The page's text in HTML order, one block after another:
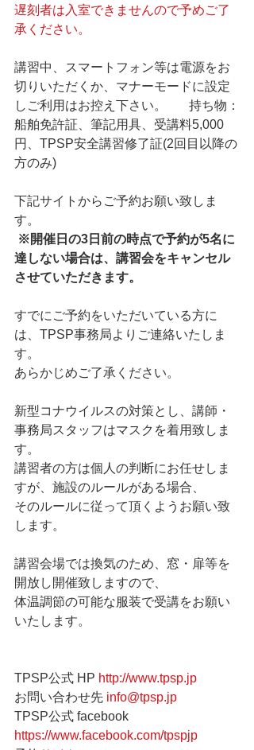
遅刻者は入室できませんので予めご了
承ください。
講習中、スマートフォン等は電源をお
切りいただくか、マナーモードに設定
しご利用はお控え下さい。       持ち物：
船舶免許証、筆記用具、受講料5,000
円、TPSP安全講習修了証(2回目以降の
方のみ)
下記サイトからご予約お願い致しま
す。
※開催日の3日前の時点で予約が5名に
達しない場合は、講習会をキャンセル
させていただきます。
すでにご予約をいただいている方に
は、TPSP事務局よりご連絡いたしま
す。
あらかじめご了承ください。
新型コナウイルスの対策とし、講師・
事務局スタッフはマスクを着用致しま
す。
講習者の方は個人の判断にお任せしま
すが、施設のルールがある場合、
そのルールに従って頂くようお願い致
します。
講習会場では換気のため、窓・扉等を
開放し開催致しますので、
体温調節の可能な服装で受講をお願い
いたします。
TPSP公式 HP http://www.tpsp.jp
お問い合わせ先 info@tpsp.jp
TPSP公式 facebook
https://www.facebook.com/tpspjp